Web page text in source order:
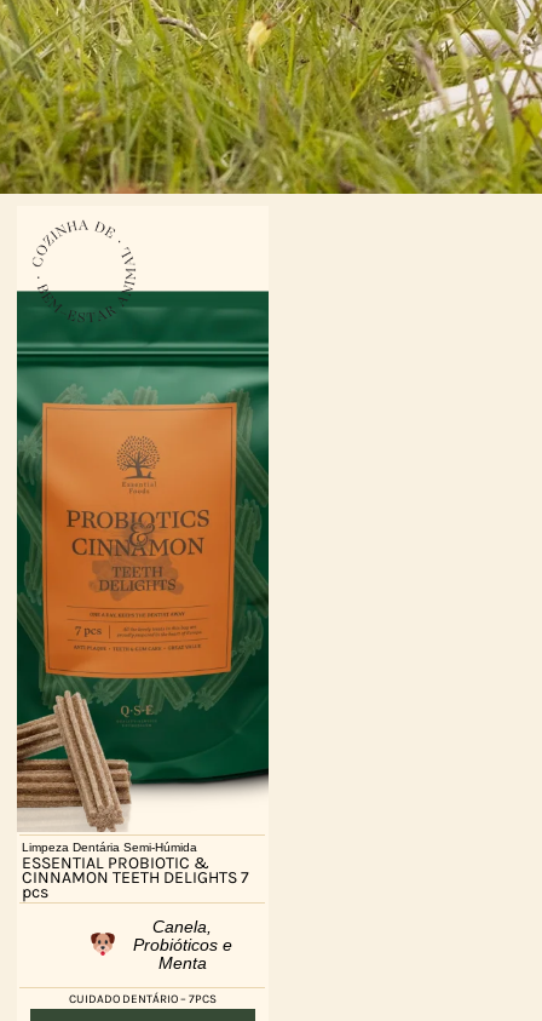
Limpeza Dentária Semi-Húmida
ESSENTIAL PROBIOTIC &
CINNAMON TEETH DELIGHTS 7
pcs
Canela,
Probióticos e
Menta
CUIDADO DENTÁRIO – 7PCS